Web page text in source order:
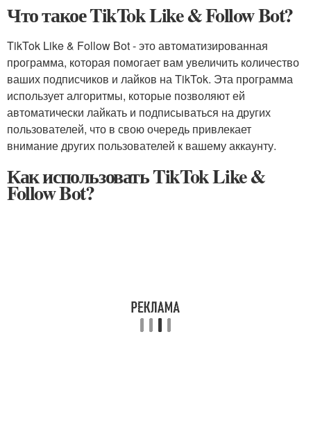
Что такое TikTok Like & Follow Bot?
TikTok Like & Follow Bot - это автоматизированная
программа, которая помогает вам увеличить количество
ваших подписчиков и лайков на TikTok. Эта программа
использует алгоритмы, которые позволяют ей
автоматически лайкать и подписываться на других
пользователей, что в свою очередь привлекает
внимание других пользователей к вашему аккаунту.
Как использовать TikTok Like &
Follow Bot?